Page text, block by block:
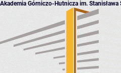
Akademia Górniczo-Hutnicza im. Stanisława